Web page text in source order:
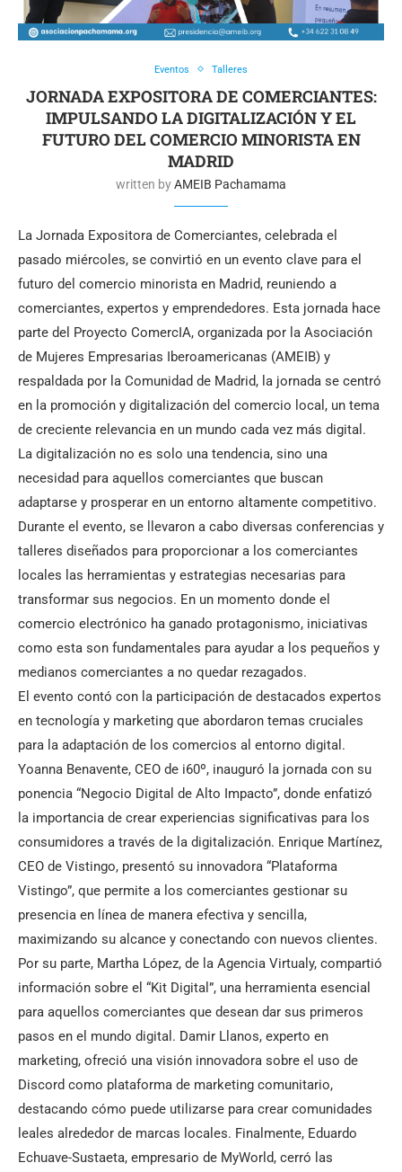
Eventos Talleres
JORNADA EXPOSITORA DE COMERCIANTES:
IMPULSANDO LA DIGITALIZACIÓN Y EL
FUTURO DEL COMERCIO MINORISTA EN
MADRID
written byAMEIB Pachamama
La Jornada Expositora de Comerciantes, celebrada el
pasado miércoles, se convirtió en un evento clave para el
futuro del comercio minorista en Madrid, reuniendo a
comerciantes, expertos y emprendedores. Esta jornada hace
parte del Proyecto ComercIA, organizada por la Asociación
de Mujeres Empresarias Iberoamericanas (AMEIB) y
respaldada por la Comunidad de Madrid, la jornada se centró
en la promoción y digitalización del comercio local, un tema
de creciente relevancia en un mundo cada vez más digital.
La digitalización no es solo una tendencia, sino una
necesidad para aquellos comerciantes que buscan
adaptarse y prosperar en un entorno altamente competitivo.
Durante el evento, se llevaron a cabo diversas conferencias y
talleres diseñados para proporcionar a los comerciantes
locales las herramientas y estrategias necesarias para
transformar sus negocios. En un momento donde el
comercio electrónico ha ganado protagonismo, iniciativas
como esta son fundamentales para ayudar a los pequeños y
medianos comerciantes a no quedar rezagados.
El evento contó con la participación de destacados expertos
en tecnología y marketing que abordaron temas cruciales
para la adaptación de los comercios al entorno digital.
Yoanna Benavente, CEO de i60º, inauguró la jornada con su
ponencia “Negocio Digital de Alto Impacto”, donde enfatizó
la importancia de crear experiencias significativas para los
consumidores a través de la digitalización. Enrique Martínez,
CEO de Vistingo, presentó su innovadora “Plataforma
Vistingo”, que permite a los comerciantes gestionar su
presencia en línea de manera efectiva y sencilla,
maximizando su alcance y conectando con nuevos clientes.
Por su parte, Martha López, de la Agencia Virtualy, compartió
información sobre el “Kit Digital”, una herramienta esencial
para aquellos comerciantes que desean dar sus primeros
pasos en el mundo digital. Damir Llanos, experto en
marketing, ofreció una visión innovadora sobre el uso de
Discord como plataforma de marketing comunitario,
destacando cómo puede utilizarse para crear comunidades
leales alrededor de marcas locales. Finalmente, Eduardo
Echuave-Sustaeta, empresario de MyWorld, cerró las